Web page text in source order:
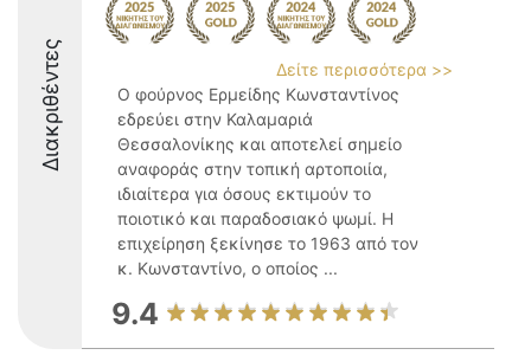
Διακριθέντες
Δείτε περισσότερα >>
Ο φούρνος Ερμείδης Κωνσταντίνος
εδρεύει στην Καλαμαριά
Θεσσαλονίκης και αποτελεί σημείο
αναφοράς στην τοπική αρτοποιία,
ιδιαίτερα για όσους εκτιμούν το
ποιοτικό και παραδοσιακό ψωμί. Η
επιχείρηση ξεκίνησε το 1963 από τον
κ. Κωνσταντίνο, ο οποίος ...
9.4